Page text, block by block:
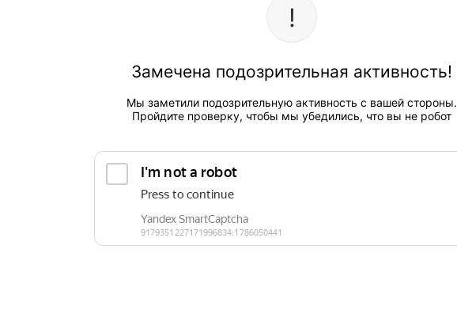
Замечена подозрительная активность!
Мы заметили подозрительную активность с вашей стороны.
Пройдите проверку, чтобы мы убедились, что вы не робот